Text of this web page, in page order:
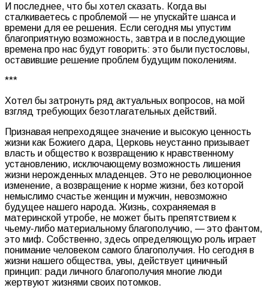
И последнее, что бы хотел сказать. Когда вы
сталкиваетесь с проблемой — не упускайте шанса и
времени для ее решения. Если сегодня мы упустим
благоприятную возможность, завтра и в последующие
времена про нас будут говорить: это были пустословы,
оставившие решение проблем будущим поколениям.
***
Хотел бы затронуть ряд актуальных вопросов, на мой
взгляд требующих безотлагательных действий.
Признавая непреходящее значение и высокую ценность
жизни как Божиего дара, Церковь неустанно призывает
власть и общество к возвращению к нравственному
установлению, исключающему возможность лишения
жизни нерожденных младенцев. Это не революционное
изменение, а возвращение к норме жизни, без которой
немыслимо счастье женщин и мужчин, невозможно
будущее нашего народа. Жизнь, сохраняемая в
материнской утробе, не может быть препятствием к
чьему-либо материальному благополучию, — это фантом,
это миф. Собственно, здесь определяющую роль играет
понимание человеком самого благополучия. Но сегодня в
жизни нашего общества, увы, действует циничный
принцип: ради личного благополучия многие люди
жертвуют жизнями своих потомков.